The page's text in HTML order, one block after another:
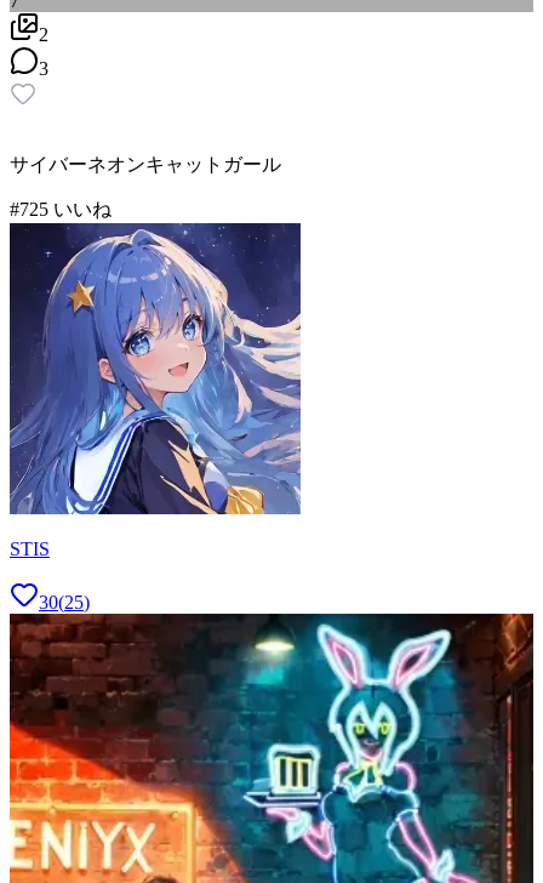
2
3
サイバーネオンキャットガール
#725 いいね
STIS
30(25)